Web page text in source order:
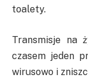
toalety.
Transmisje na
czasem jeden
wirusowo i